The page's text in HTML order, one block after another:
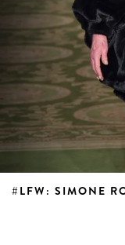
#LFW: SIMONE